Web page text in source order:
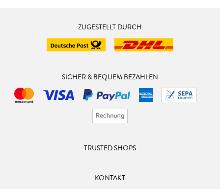
ZUGESTELLT DURCH
SICHER & BEQUEM BEZAHLEN
TRUSTED SHOPS
KONTAKT